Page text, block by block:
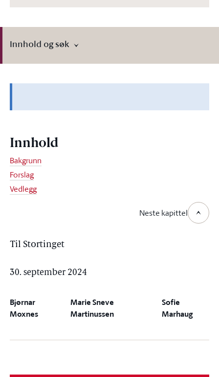
Innhold og søk
Innhold
Bakgrunn
Forslag
Vedlegg
Neste kapittel
Til Stortinget
30. september 2024
Bjørnar
Moxnes
Marie Sneve
Martinussen
Sofie
Marhaug